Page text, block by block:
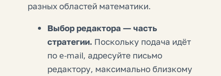
разных областей математики.
Выбор редактора — часть
стратегии. Поскольку подача идёт
по e-mail, адресуйте письмо
редактору, максимально близкому